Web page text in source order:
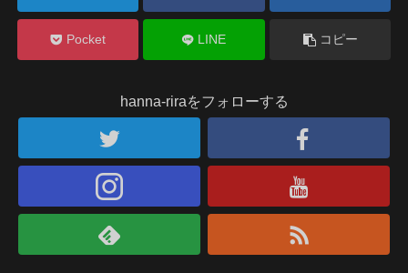
Pocket LINE コピー
hanna-riraをフォローする